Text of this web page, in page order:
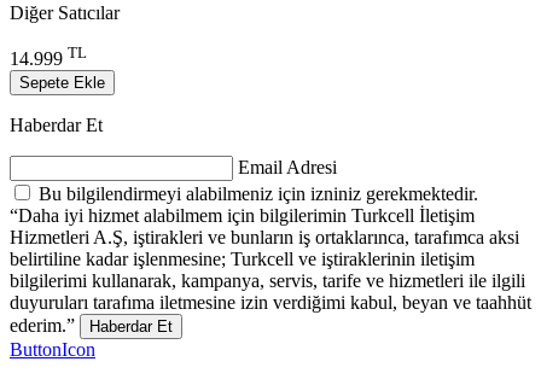
Diğer Satıcılar
14.999 TL
Sepete Ekle
Haberdar Et
Email Adresi
Bu bilgilendirmeyi alabilmeniz için izniniz gerekmektedir.
“Daha iyi hizmet alabilmem için bilgilerimin Turkcell İletişim
Hizmetleri A.Ş, iştirakleri ve bunların iş ortaklarınca, tarafımca aksi
belirtiline kadar işlenmesine; Turkcell ve iştiraklerinin iletişim
bilgilerimi kullanarak, kampanya, servis, tarife ve hizmetleri ile ilgili
duyuruları tarafıma iletmesine izin verdiğimi kabul, beyan ve taahhüt
ederim.”
Haberdar Et
ButtonIcon